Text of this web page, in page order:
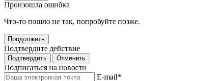
Произошла ошибка
Что-то пошло не так, попробуйте позже.
Продолжить
Подтвердите действие
Подтвердить Отменить
Подписаться на новости
E-mail*